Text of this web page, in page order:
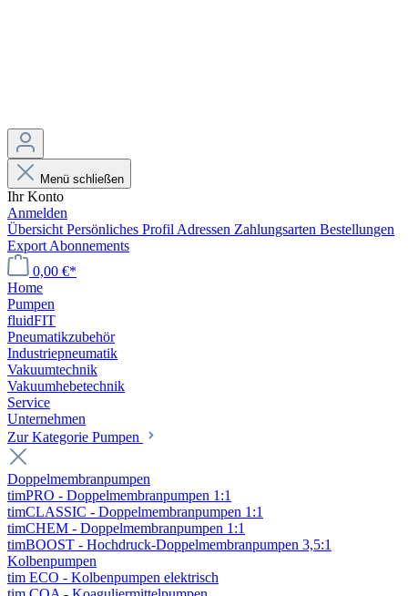
Menü schließen
Ihr Konto
Anmelden
Übersicht Persönliches Profil Adressen Zahlungsarten Bestellungen
Export Abonnements
0,00 €*
Home
Pumpen
fluidFIT
Pneumatikzubehör
Industriepneumatik
Vakuumtechnik
Vakuumhebetechnik
Service
Unternehmen
Zur Kategorie Pumpen
Doppelmembranpumpen
timPRO - Doppelmembranpumpen 1:1
timCLASSIC - Doppelmembranpumpen 1:1
timCHEM - Doppelmembranpumpen 1:1
timBOOST - Hochdruck-Doppelmembranpumpen 3,5:1
Kolbenpumpen
tim ECO - Kolbenpumpen elektrisch